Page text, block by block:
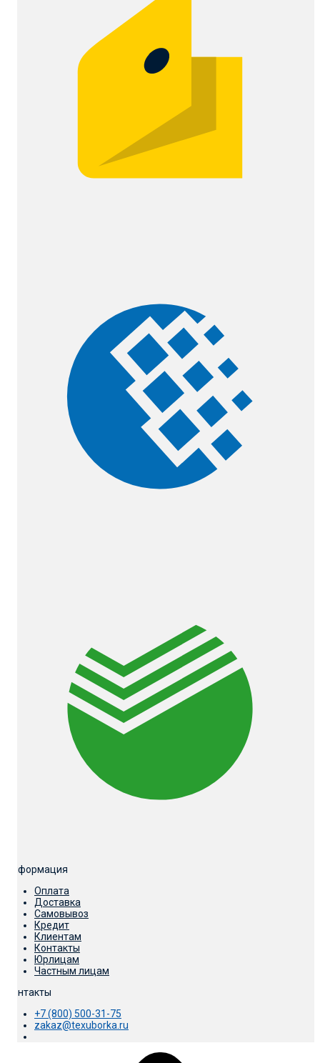
Информация
Оплата
Доставка
Самовывоз
Кредит
Клиентам
Контакты
Юрлицам
Частным лицам
Контакты
+7 (800) 500-31-75
zakaz@texuborka.ru